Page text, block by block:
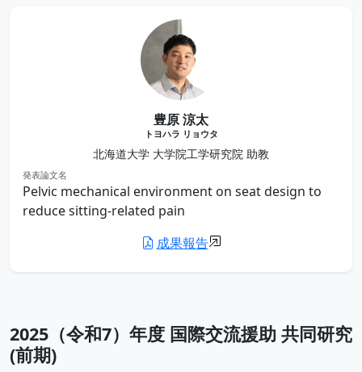
豊原 涼太
トヨハラ リョウタ
北海道大学 大学院工学研究院 助教
発表論文名
Pelvic mechanical environment on seat design to
reduce sitting-related pain
成果報告
2025（令和7）年度 国際交流援助 共同研究
(前期)